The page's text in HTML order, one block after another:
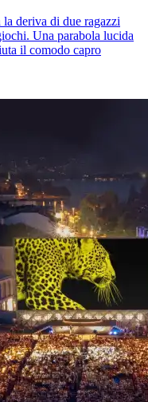
deriva di due ragazzi
Una parabola lucida
il comodo capro